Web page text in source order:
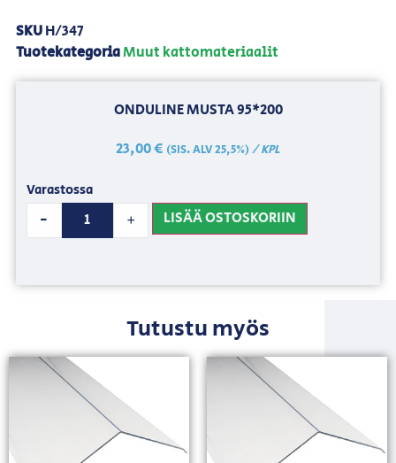
SKUH/347
TuotekategoriaMuut kattomateriaalit
ONDULINE MUSTA 95*200
23,00€ (SIS. ALV 25,5%)/ KPL
Varastossa
- + LISÄÄ OSTOSKORIIN
Tutustu myös